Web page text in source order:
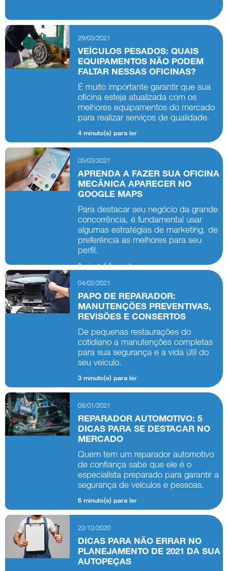
29/03/2021
VEÍCULOS PESADOS: QUAIS
EQUIPAMENTOS NÃO PODEM
FALTAR NESSAS OFICINAS?
É muito importante garantir que sua
oficina esteja atualizada com os
melhores equipamentos do mercado
para realizar serviços de qualidade.
4 minuto(s) para ler
05/03/2021
APRENDA A FAZER SUA OFICINA
MECÂNICA APARECER NO
GOOGLE MAPS
Para destacar seu negócio da grande
concorrência, é fundamental usar
algumas estratégias de marketing, de
preferência as melhores para seu
perfil.
3 minuto(s) para ler
04/02/2021
PAPO DE REPARADOR:
MANUTENÇÕES PREVENTIVAS,
REVISÕES E CONSERTOS
De pequenas restaurações do
cotidiano a manutenções completas
para sua segurança e a vida útil do
seu veículo.
3 minuto(s) para ler
08/01/2021
REPARADOR AUTOMOTIVO: 5
DICAS PARA SE DESTACAR NO
MERCADO
Quem tem um reparador automotivo
de confiança sabe que ele é o
especialista preparado para garantir a
segurança de veículos e pessoas.
6 minuto(s) para ler
22/12/2020
DICAS PARA NÃO ERRAR NO
PLANEJAMENTO DE 2021 DA SUA
AUTOPEÇAS